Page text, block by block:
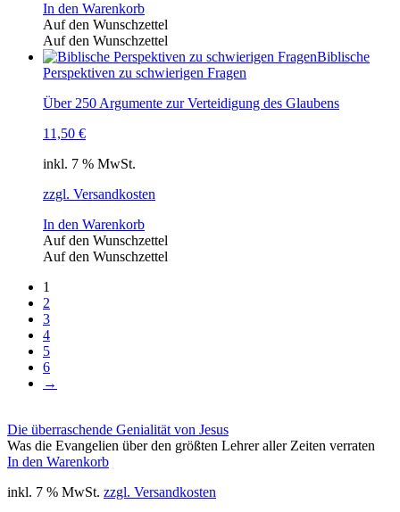
In den Warenkorb
Auf den Wunschzettel
Auf den Wunschzettel
Biblische
Perspektiven zu schwierigen Fragen
Über 250 Argumente zur Verteidigung des Glaubens
11,50 €
inkl. 7 % MwSt.
zzgl. Versandkosten
In den Warenkorb
Auf den Wunschzettel
Auf den Wunschzettel
1
2
3
4
5
6
→
Die überraschende Genialität von Jesus
Was die Evangelien über den größten Lehrer aller Zeiten verraten
In den Warenkorb
inkl. 7 % MwSt. zzgl. Versandkosten